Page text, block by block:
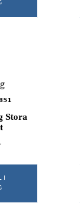
Stora
I